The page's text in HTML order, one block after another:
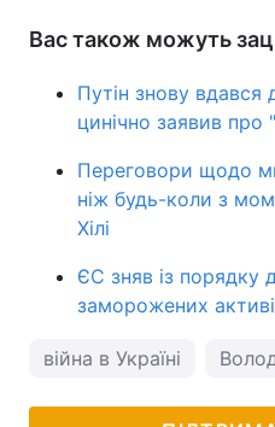
Вас також можуть
Путін знову вдався
цинічно заявив
Переговори щодо
ніж будь-коли з
Хілі
ЄС зняв із порядку
заморожених
війна в Україні